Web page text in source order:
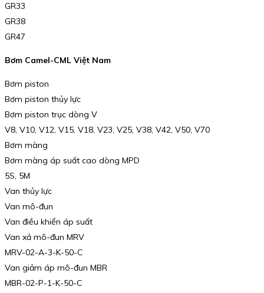
GR33
GR38
GR47
Bơm Camel-CML Việt Nam
Bơm piston
Bơm piston thủy lực
Bơm piston trục dòng V
V8, V10, V12, V15, V18, V23, V25, V38, V42, V50, V70
Bơm màng
Bơm màng áp suất cao dòng MPD
5S, 5M
Van thủy lực
Van mô-đun
Van điều khiển áp suất
Van xả mô-đun MRV
MRV-02-A-3-K-50-C
Van giảm áp mô-đun MBR
MBR-02-P-1-K-50-C